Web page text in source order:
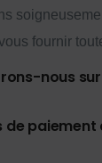
fournir
nous
de paiement